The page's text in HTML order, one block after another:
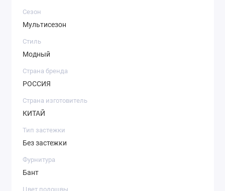
Сезон
Мультисезон
Стиль
Модный
Страна бренда
РОССИЯ
Страна изготовитель
КИТАЙ
Тип застежки
Без застежки
Фурнитура
Бант
Цвет подошвы